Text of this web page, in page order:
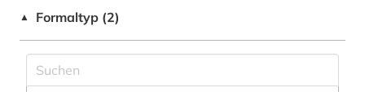
Tuerkei (1)
▲ Formaltyp (2)